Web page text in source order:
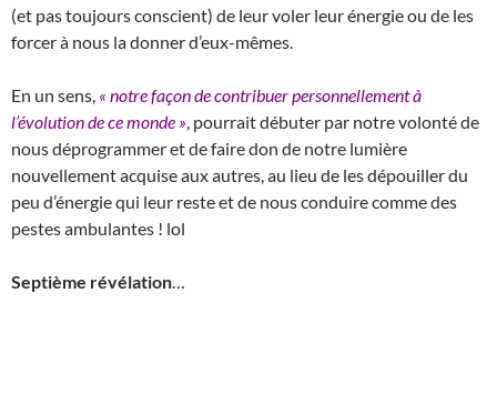
(et pas toujours conscient) de leur voler leur énergie ou de les
forcer à nous la donner d’eux-mêmes.
En un sens, « notre façon de contribuer personnellement à
l’évolution de ce monde » , pourrait débuter par notre volonté de
nous déprogrammer et de faire don de notre lumière
nouvellement acquise aux autres, au lieu de les dépouiller du
peu d’énergie qui leur reste et de nous conduire comme des
pestes ambulantes ! lol
Septième révélation